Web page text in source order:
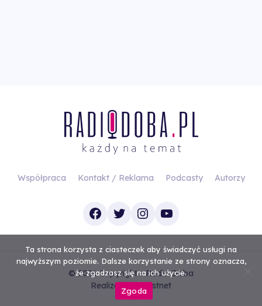
Współpraca Kontakt / Reklama Podcasty Autorzy
Facebook
TwitterInstagram
YouTube
© 2026 Copyright - Radio Doba
RealizacjaInvestnet
Ta strona korzysta z ciasteczek aby świadczyć usługi na
najwyższym poziomie. Dalsze korzystanie ze strony oznacza,
że zgadzasz się na ich użycie.
Zgoda